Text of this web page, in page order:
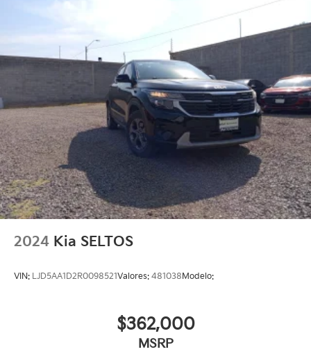
2024 Kia SELTOS
VIN: LJD5AA1D2R0098521Valores: 481038Modelo:
$362,000
MSRP